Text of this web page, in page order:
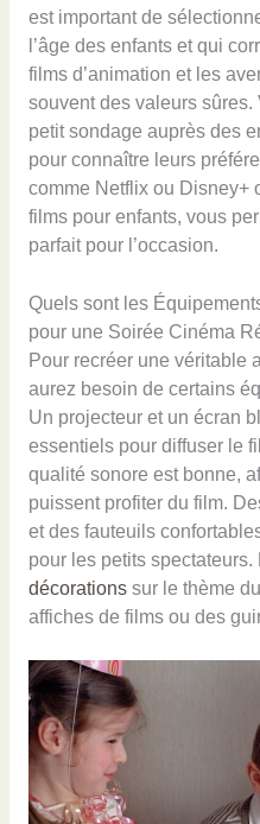
est important de
l’âge des enfants et qui
films d’animation et les
souvent des valeurs
petit sondage auprès des
pour connaître leurs
comme Netflix ou Disney+
films pour enfants, vous
parfait pour l’occasion.
Quels sont les
pour une Soirée Cinéma
Pour recréer une véritable
aurez besoin de certains
Un projecteur et un écran
essentiels pour diffuser le
qualité sonore est bonne,
puissent profiter du film.
et des fauteuils
pour les petits
décorationssur le thème
affiches de films ou des